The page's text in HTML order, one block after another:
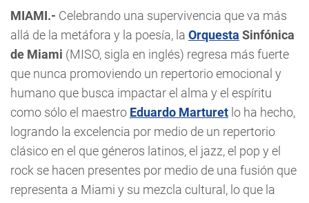
MIAMI.- Celebrando una supervivencia que va más
allá de la metáfora y la poesía, la Orquesta Sinfónica
de Miami (MISO, sigla en inglés) regresa más fuerte
que nunca promoviendo un repertorio emocional y
humano que busca impactar el alma y el espíritu
como sólo el maestro Eduardo Marturet lo ha hecho,
logrando la excelencia por medio de un repertorio
clásico en el que géneros latinos, el jazz, el pop y el
rock se hacen presentes por medio de una fusión que
representa a Miami y su mezcla cultural, lo que la